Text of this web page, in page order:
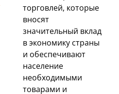
торговлей, которые
вносят
значительный вклад
в экономику страны
и обеспечивают
население
необходимыми
товарами и